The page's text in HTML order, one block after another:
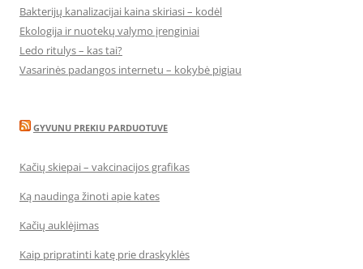
Bakterijų kanalizacijai kaina skiriasi – kodėl
Ekologija ir nuotekų valymo įrenginiai
Ledo ritulys – kas tai?
Vasarinės padangos internetu – kokybė pigiau
GYVUNU PREKIU PARDUOTUVE
Kačių skiepai – vakcinacijos grafikas
Ką naudinga žinoti apie kates
Kačių auklėjimas
Kaip pripratinti katę prie draskyklės